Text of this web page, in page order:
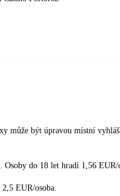
může být úpravou místní
Osoby do 18 let hradí 1,56 EUR/
EUR/osoba.